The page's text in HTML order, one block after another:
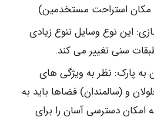
مکان استراحت مستخدمین)
این نوع وسایل تنوع زیادی
سنی تغییر می کند.
پارک: نظر به ویژگی های
و (سالمندان) فضاها باید به
دسترسی آسان را برای